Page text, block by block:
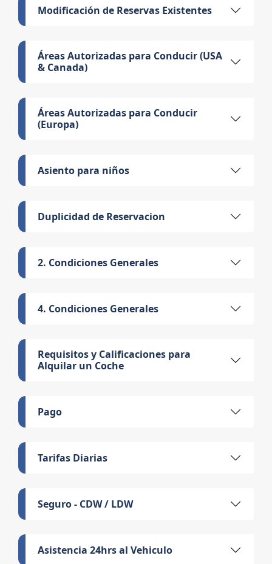
Modificación de Reservas Existentes
Áreas Autorizadas para Conducir (USA
& Canada)
Áreas Autorizadas para Conducir
(Europa)
Asiento para niños
Duplicidad de Reservacion
2. Condiciones Generales
4. Condiciones Generales
Requisitos y Calificaciones para
Alquilar un Coche
Pago
Tarifas Diarias
Seguro - CDW / LDW
Asistencia 24hrs al Vehiculo